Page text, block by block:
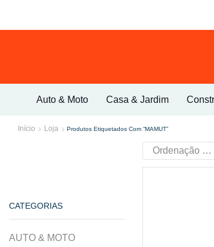
Auto & Moto Casa & Jardim
Início Loja Produtos Etiquetados Com “MAMUT”
CATEGORIAS
AUTO & MOTO